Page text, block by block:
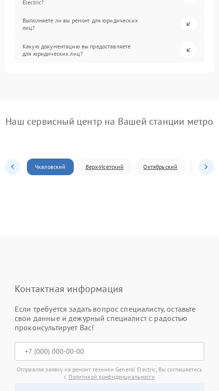
Electric?
Выполняете ли вы ремонт для юридических
лиц?
Какую документацию вы предоставляете
для юридических лиц?
Наш сервисный центр на Вашей станции метро
Чкаловский Верх-Исетский Октябрьский
Контактная информация
Если требуется задать вопрос специалисту, оставьте
свои данные и дежурный специалист с радостью
проконсультирует Вас!
Отправляя заявку на ремонт техники General Electric, Вы соглашаетесь
с Политикой конфиденциальности